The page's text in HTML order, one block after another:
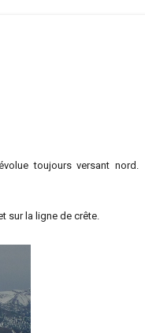
toujours versant nord.
sur la ligne de crête.